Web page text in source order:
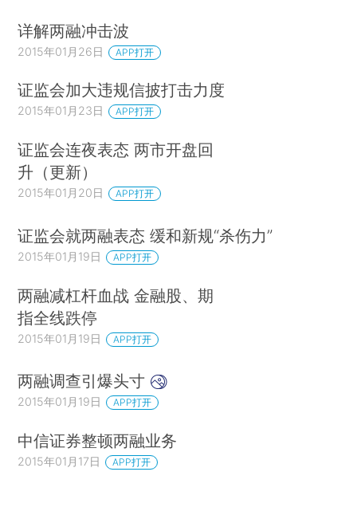
详解两融冲击波
2015年01月26日 APP打开
证监会加大违规信披打击力度
2015年01月23日 APP打开
证监会连夜表态 两市开盘回
升（更新）
2015年01月20日 APP打开
证监会就两融表态 缓和新规“杀伤力”
2015年01月19日 APP打开
两融减杠杆血战 金融股、期
指全线跌停
2015年01月19日 APP打开
两融调查引爆头寸
2015年01月19日 APP打开
中信证券整顿两融业务
2015年01月17日 APP打开